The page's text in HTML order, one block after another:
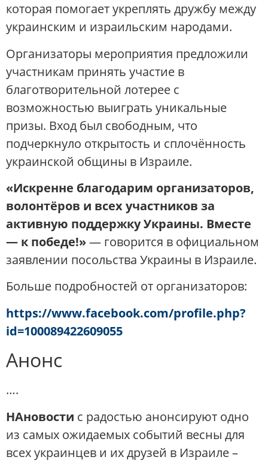
которая помогает укреплять дружбу между
украинским и израильским народами.
Организаторы мероприятия предложили
участникам принять участие в
благотворительной лотерее с
возможностью выиграть уникальные
призы. Вход был свободным, что
подчеркнуло открытость и сплочённость
украинской общины в Израиле.
«Искренне благодарим организаторов,
волонтёров и всех участников за
активную поддержку Украины. Вместе
— к победе!»— говорится в официальном
заявлении посольства Украины в Израиле.
Больше подробностей от организаторов:
https://www.facebook.com/profile.php?
id=100089422609055
Анонс
….
НАновости с радостью анонсируют одно
из самых ожидаемых событий весны для
всех украинцев и их друзей в Израиле –